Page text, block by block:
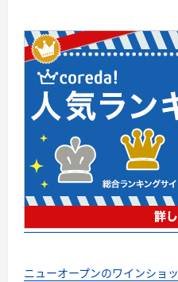
ニューオープンのワインショ